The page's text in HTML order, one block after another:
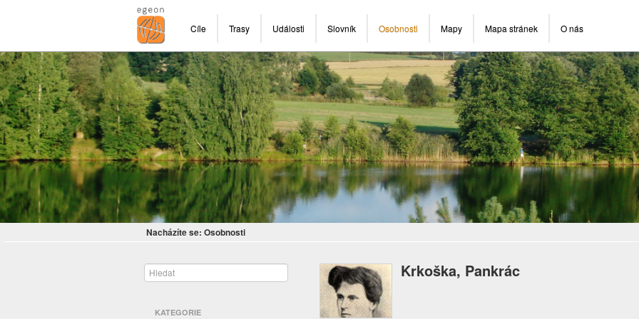
Cíle Trasy Události Slovník Osobnosti Mapy Mapa stránek O nás
Nacházíte se: Osobnosti
KATEGORIE
Krkoška, Pankrác